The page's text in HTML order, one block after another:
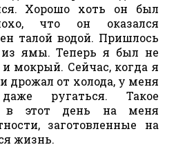
Хорошо хоть он был
что он оказался
талой водой. Пришлось
ямы. Теперь я был не
мокрый. Сейчас, когда я
дрожал от холода, у меня
ругаться. Такое
в этот день на меня
заготовленные на
жизнь.